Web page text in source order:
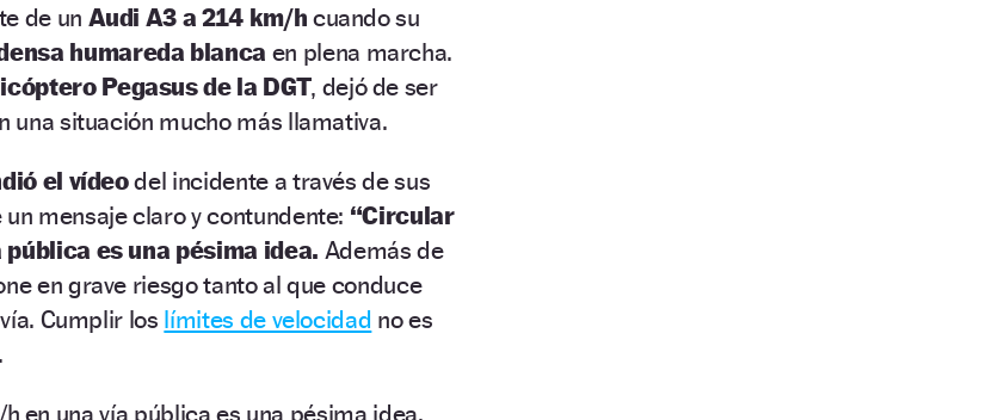
de un Audi A3 a 214 km/h cuando su
humareda blanca en plena marcha.
Pegasus de la DGT, dejó de ser
una situación mucho más llamativa.
el vídeodel incidente a través de sus
mensaje claro y contundente: “Circular
es una pésima idea. Además de
en grave riesgo tanto al que conduce
Cumplir los límites de velocidad no es
en una vía pública es una pésima idea.